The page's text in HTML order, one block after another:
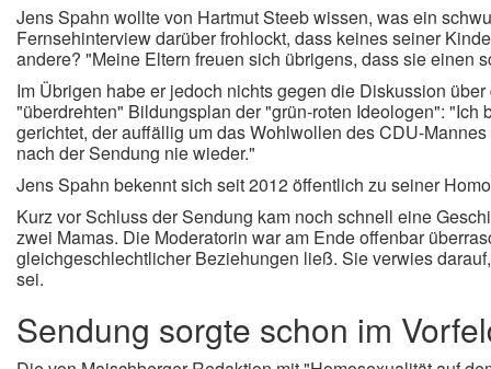
Jens Spahn wollte von Hartmut Steeb wissen, was ein
Fernsehinterview darüber frohlockt, dass keines seiner
andere? "Meine Eltern freuen sich übrigens, dass sie einen
Im Übrigen habe er jedoch nichts gegen die Diskussion
"überdrehten" Bildungsplan der "grün-roten Ideologen":
gerichtet, der auffällig um das Wohlwollen des CDU-
nach der Sendung nie wieder."
Jens Spahn bekennt sich seit 2012 öffentlich zu seiner
Kurz vor Schluss der Sendung kam noch schnell eine
zwei Mamas. Die Moderatorin war am Ende offenbar
gleichgeschlechtlicher Beziehungen ließ. Sie verwies
sei.
Sendung sorgte schon im